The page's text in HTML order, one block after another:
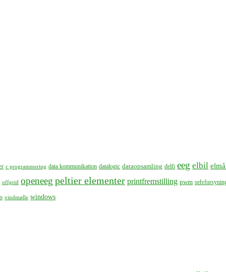
c programmering data kommunikation datalogic dataopsamling delfi eeg elbil
offgrid openeeg peltier elementer printfremstilling pwm
vindmølle windows